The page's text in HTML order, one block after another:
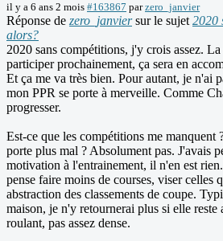
il y a 6 ans 2 mois #163867 parzero_janvier
Réponse de zero_janviersur le sujet 2020
alors?
2020 sans compétitions, j'y crois assez.
participer prochainement, ça sera en
Et ça me va très bien. Pour autant, je n'ai
mon PPR se porte à merveille. Comme
progresser.
Est-ce que les compétitions me manquent
porte plus mal ? Absolument pas. J'avais
motivation à l'entrainement, il n'en est
pense faire moins de courses, viser celles
abstraction des classements de coupe.
maison, je n'y retournerai plus si elle
roulant, pas assez dense.